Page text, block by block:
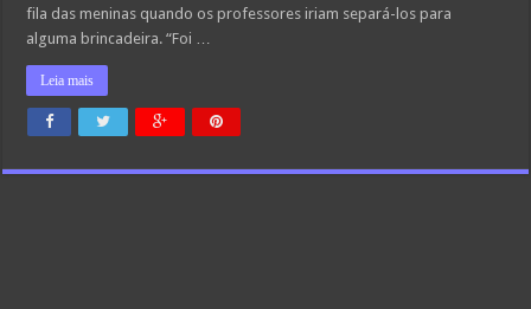
fila das meninas quando os professores iriam separá-los para
alguma brincadeira. “Foi …
Leia mais